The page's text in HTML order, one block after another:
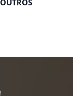
OUTROS